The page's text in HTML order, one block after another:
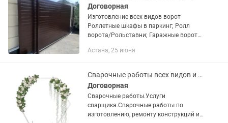
Договорная
Изготовление всех видов ворот
Роллетные шкафы в паркинг; Ролл
ворота/Рольставни; Гаражные ворота
Откатные ворота; Модульные здания
Астана, 25 июня
Сварочные работы всех видов и столы для каменщика
Договорная
Сварочные работы.Услуги
сварщика.Сварочные работы по
изготовлению, ремонту конструкций и